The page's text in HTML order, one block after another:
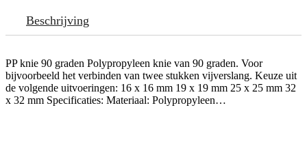
Beschrijving
PP knie 90 graden Polypropyleen knie van 90 graden. Voor
bijvoorbeeld het verbinden van twee stukken vijverslang. Keuze uit
de volgende uitvoeringen: 16 x 16 mm 19 x 19 mm 25 x 25 mm 32
x 32 mm Specificaties: Materiaal: Polypropyleen…